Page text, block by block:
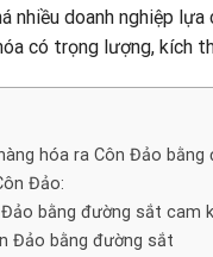
nhiều doanh nghiệp
có trọng lượng, kích
hóa ra Côn Đảo
Đảo:
bằng đường sắt cam
Đảo bằng đường sắt